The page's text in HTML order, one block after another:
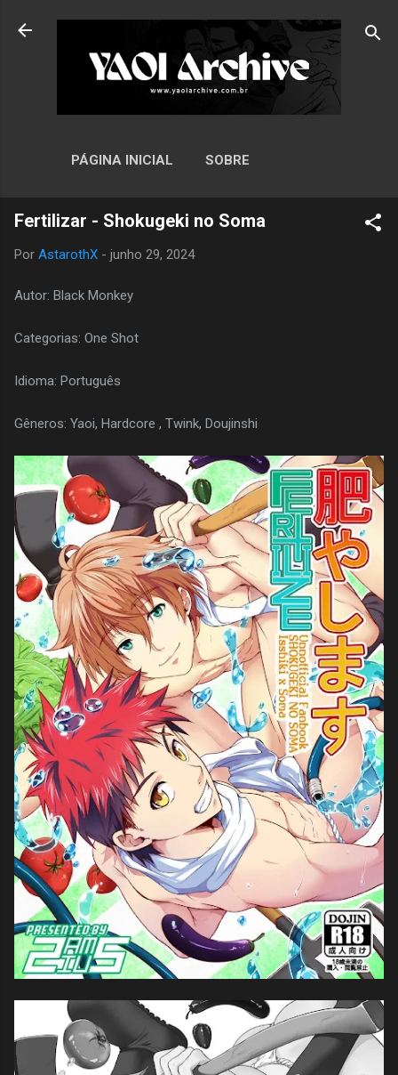
Pular para o conteúdo principal
PÁGINA INICIAL SOBRE
Fertilizar - Shokugeki no Soma
Por AstarothX - junho 29, 2024
Autor: Black Monkey
Categorias: One Shot
Idioma: Português
Gêneros: Yaoi, Hardcore , Twink, Doujinshi